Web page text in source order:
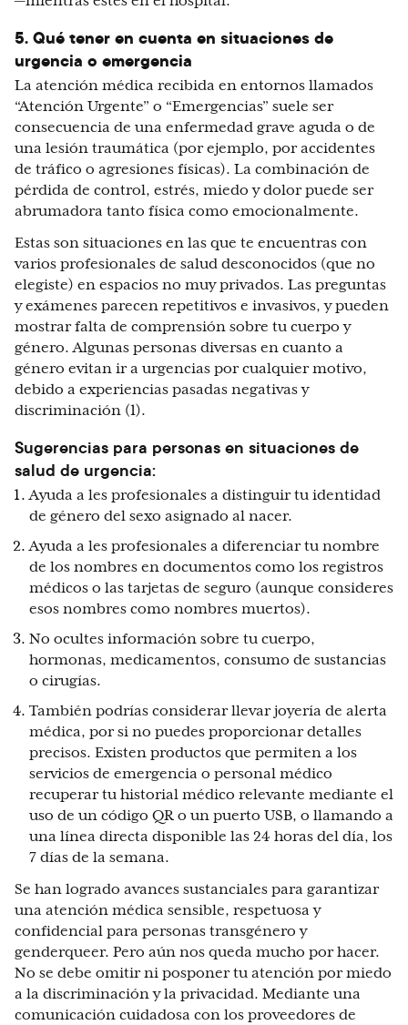
5. Qué tener en cuenta en situaciones de
urgencia o emergencia
La atención médica recibida en entornos llamados
“Atención Urgente” o “Emergencias” suele ser
consecuencia de una enfermedad grave aguda o de
una lesión traumática (por ejemplo, por accidentes
de tráfico o agresiones físicas). La combinación de
pérdida de control, estrés, miedo y dolor puede ser
abrumadora tanto física como emocionalmente.
Estas son situaciones en las que te encuentras con
varios profesionales de salud desconocidos (que no
elegiste) en espacios no muy privados. Las preguntas
y exámenes parecen repetitivos e invasivos, y pueden
mostrar falta de comprensión sobre tu cuerpo y
género. Algunas personas diversas en cuanto a
género evitan ir a urgencias por cualquier motivo,
debido a experiencias pasadas negativas y
discriminación (1).
Sugerencias para personas en situaciones de
salud de urgencia:
Ayuda a les profesionales a distinguir tu identidad
de género del sexo asignado al nacer.
Ayuda a les profesionales a diferenciar tu nombre
de los nombres en documentos como los registros
médicos o las tarjetas de seguro (aunque consideres
esos nombres como nombres muertos).
No ocultes información sobre tu cuerpo,
hormonas, medicamentos, consumo de sustancias
o cirugías.
También podrías considerar llevar joyería de alerta
médica, por si no puedes proporcionar detalles
precisos. Existen productos que permiten a los
servicios de emergencia o personal médico
recuperar tu historial médico relevante mediante el
uso de un código QR o un puerto USB, o llamando a
una línea directa disponible las 24 horas del día, los
7 días de la semana.
Se han logrado avances sustanciales para garantizar
una atención médica sensible, respetuosa y
confidencial para personas transgénero y
genderqueer. Pero aún nos queda mucho por hacer.
No se debe omitir ni posponer tu atención por miedo
a la discriminación y la privacidad. Mediante una
comunicación cuidadosa con los proveedores de